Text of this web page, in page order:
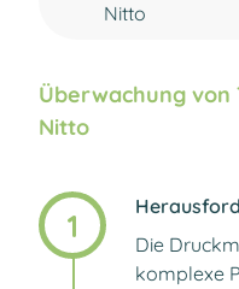
Nitto
Überwachung
Nitto
1
Die
komplexe